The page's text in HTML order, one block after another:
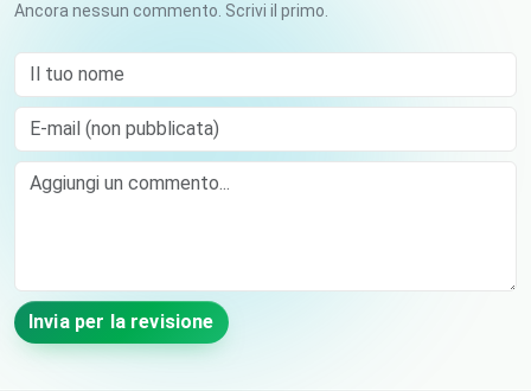
Ancora nessun commento. Scrivi il primo.
Il tuo nome
E-mail (non pubblicata)
Comment
Invia per la revisione